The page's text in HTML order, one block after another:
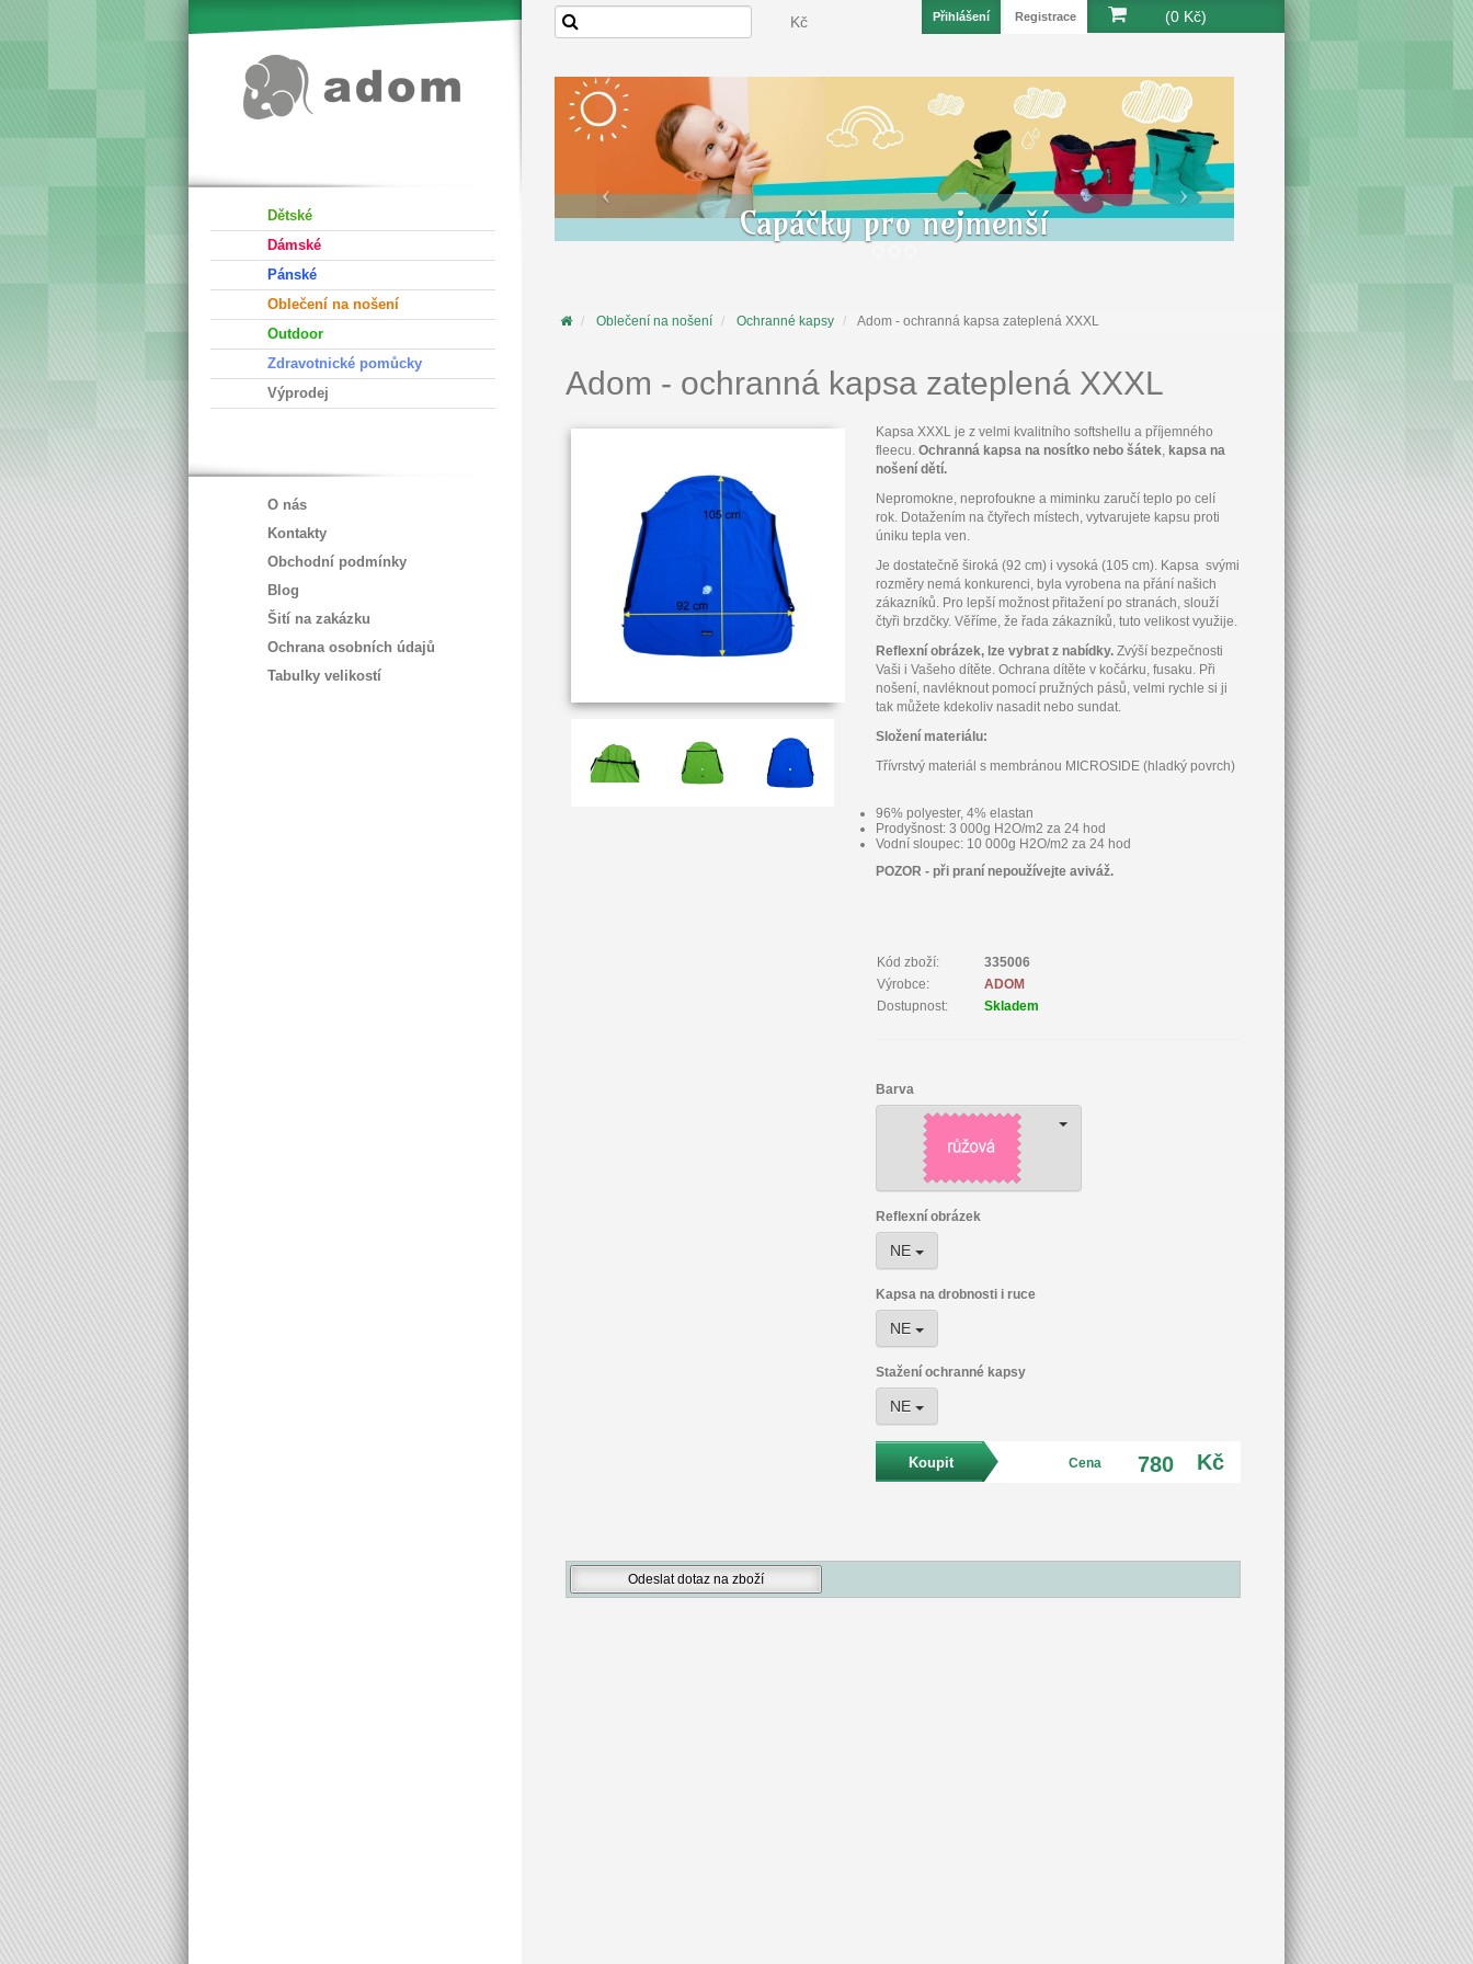
Dětské
Dámské
Pánské
Oblečení na nošení
Outdoor
Zdravotnické pomůcky
Výprodej
O nás
Kontakty
Obchodní podmínky
Blog
Šití na zakázku
Ochrana osobních údajů
Tabulky velikostí
Přihlášení Registrace
Kč (0 Kč)
Capáčky pro nejmenší
Oblečení na nošení Ochranné kapsy Adom - ochranná kapsa zateplená XXXL
Adom - ochranná kapsa zateplená XXXL
Kapsa XXXL je z velmi kvalitního softshellu a příjemného
fleecu.Ochranná kapsa na nosítko nebo šátek, kapsa na
nošení dětí.
Nepromokne, neprofoukne a miminku zaručí teplo po celí
rok. Dotažením na čtyřech místech, vytvarujete kapsu proti
úniku tepla ven.
Je dostatečně široká (92 cm) i vysoká (105 cm). Kapsa svými
rozměry nemá konkurenci, byla vyrobena na přání našich
zákazníků. Pro lepší možnost přitažení po stranách, slouží
čtyři brzdčky. Věříme, že řada zákazníků, tuto velikost využije.
Reflexní obrázek, lze vybrat z nabídky.Zvýší bezpečnosti
Vaši i Vašeho dítěte. Ochrana dítěte v kočárku, fusaku. Při
nošení, navléknout pomocí pružných pásů, velmi rychle si ji
tak můžete kdekoliv nasadit nebo sundat.
Složení materiálu:
Třívrstvý materiál s membránou MICROSIDE (hladký povrch)
96% polyester, 4% elastan
Prodyšnost: 3 000g H2O/m2 za 24 hod
Vodní sloupec: 10 000g H2O/m2 za 24 hod
POZOR - při praní nepoužívejte aviváž.
Kód zboží:
335006
Výrobce:
ADOM
Dostupnost:
Skladem
Barva
Reflexní obrázek
NE
Kapsa na drobnosti i ruce
NE
Stažení ochranné kapsy
NE
Cena 780 Kč